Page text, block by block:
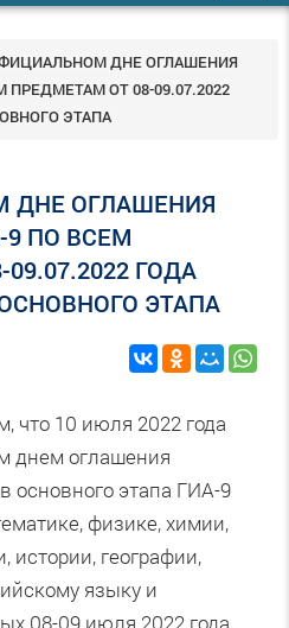
ДНЕ ОГЛАШЕНИЯ
ПРЕДМЕТАМ ОТ 08-09.07.2022
ЭТАПА
ДНЕ ОГЛАШЕНИЯ
9 ПО ВСЕМ
ГОДА
ЭТАПА
что 10 июля 2022 года
днем оглашения
основного этапа ГИА-9
физике, химии,
истории, географии,
языку и
08-09 июля 2022 года.